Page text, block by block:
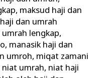
, maksud haji dan
dan umrah
umrah lengkap,
, manasik haji dan
umroh, miqat zamani
niat umrah, niat haji